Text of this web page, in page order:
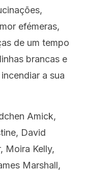
efémeras,
de um tempo
brancas e
a sua
Amick,
David
Moira Kelly,
Marshall,